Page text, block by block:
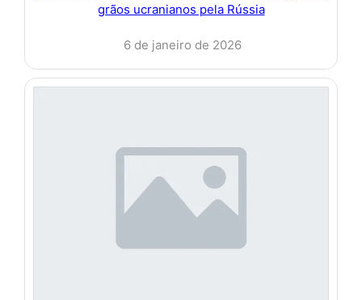
grãos ucranianos pela Rússia
6 de janeiro de 2026